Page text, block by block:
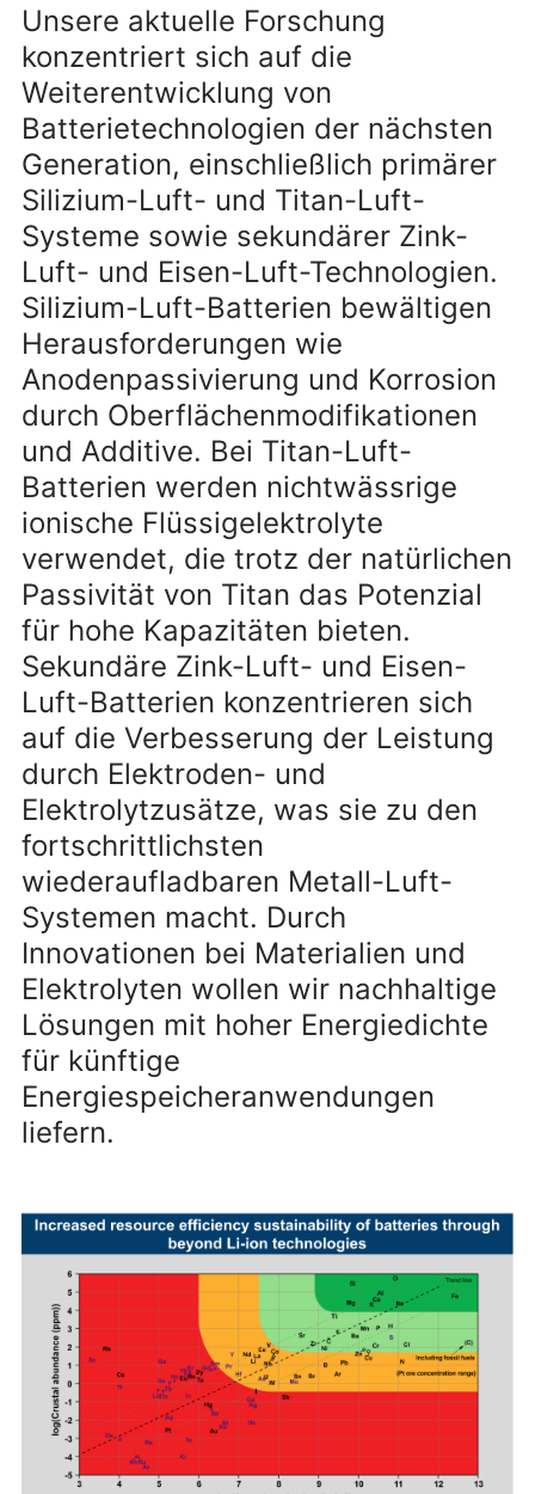
Unsere aktuelle Forschung
konzentriert sich auf die
Weiterentwicklung von
Batterietechnologien der nächsten
Generation, einschließlich primärer
Silizium-Luft- und Titan-Luft-
Systeme sowie sekundärer Zink-
Luft- und Eisen-Luft-Technologien.
Silizium-Luft-Batterien bewältigen
Herausforderungen wie
Anodenpassivierung und Korrosion
durch Oberflächenmodifikationen
und Additive. Bei Titan-Luft-
Batterien werden nichtwässrige
ionische Flüssigelektrolyte
verwendet, die trotz der natürlichen
Passivität von Titan das Potenzial
für hohe Kapazitäten bieten.
Sekundäre Zink-Luft- und Eisen-
Luft-Batterien konzentrieren sich
auf die Verbesserung der Leistung
durch Elektroden- und
Elektrolytzusätze, was sie zu den
fortschrittlichsten
wiederaufladbaren Metall-Luft-
Systemen macht. Durch
Innovationen bei Materialien und
Elektrolyten wollen wir nachhaltige
Lösungen mit hoher Energiedichte
für künftige
Energiespeicheranwendungen
liefern.